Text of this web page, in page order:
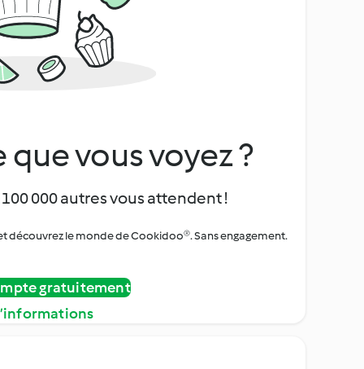
vous voyez ?
000 autres vous attendent !
découvrez le monde de Cookidoo®. Sans engagement.
gratuitement